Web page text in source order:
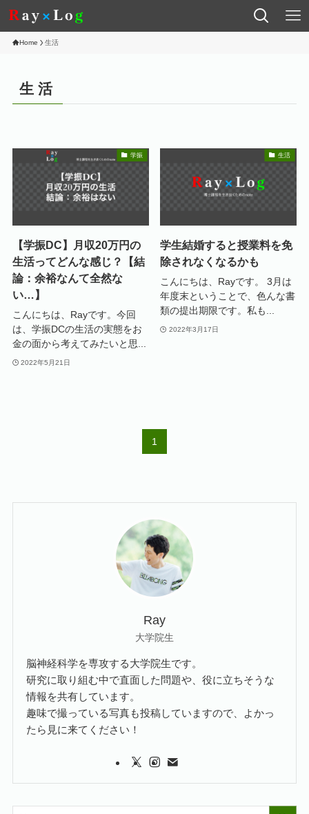
Home 生活
生活
学振
【学振DC】月収20万円の
生活ってどんな感じ？【結
論：余裕なんて全然な
い…】
こんにちは、Rayです。今回
は、学振DCの生活の実態をお
金の面から考えてみたいと思...
2022年5月21日
生活
学生結婚すると授業料を免
除されなくなるかも
こんにちは、Rayです。 3月は
年度末ということで、色んな書
類の提出期限です。私も...
2022年3月17日
1
Ray
大学院生
脳神経科学を専攻する大学院生です。
研究に取り組む中で直面した問題や、役に立ちそうな
情報を共有しています。
趣味で撮っている写真も投稿していますので、よかっ
たら見に来てください！